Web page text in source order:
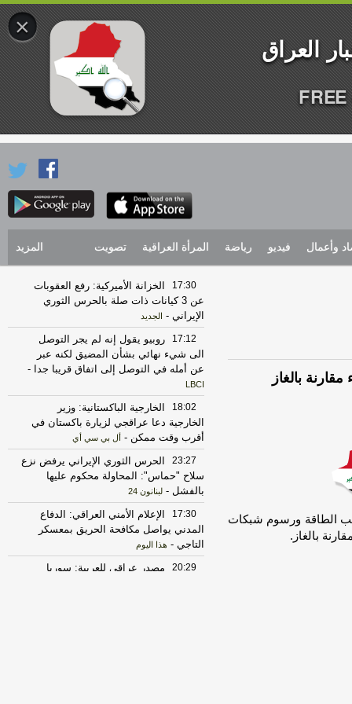
وأعمال فيديو رياضة المرأة العراقية تصويت المزيد
بالغاز
الطاقة ورسوم شبكات
بالغاز.
17:30
الخزانة الأميركية: رفع العقوبات
عن 3 كيانات ذات صلة بالحرس الثوري
الإيراني - الجديد
17:12
روبيو يقول إنه لم يجر التوصل
الى شيء نهائي بشأن المضيق لكنه عبر
عن أمله في التوصل إلى اتفاق قريبا جدا -
LBCI
18:02
الخارجية الباكستانية: وزير
الخارجية دعا عراقجي لزيارة باكستان في
أقرب وقت ممكن - أل بي سي أي
23:27
الحرس الثوري الإيراني يرفض نزع
سلاح "حماس": المحاولة محكوم عليها
بالفشل - لبنانون 24
17:30
‏الإعلام الأمني العراقي: الدفاع
المدني يواصل مكافحة الحريق بمعسكر
التاجي - هذا اليوم
20:29
‏مصدر عراقي للعربية: سوريا
×